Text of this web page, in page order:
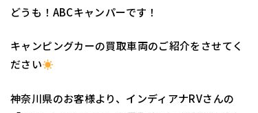
どうも！ABCキャンパーです！
キャンピングカーの買取車両のご紹介をさせてく
ださい
神奈川県のお客様より、インディアナRVさんの